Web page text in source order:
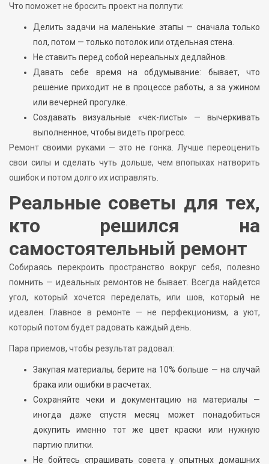
Что поможет не бросить проект на полпути:
Делить задачи на маленькие этапы — сначала только
пол, потом — только потолок или отдельная стена.
Не ставить перед собой нереальных дедлайнов.
Давать себе время на обдумывание: бывает, что
решение приходит не в процессе работы, а за ужином
или вечерней прогулке.
Создавать визуальные «чек-листы» — вычеркивать
выполненное, чтобы видеть прогресс.
Ремонт своими руками — это не гонка. Лучше переоценить
свои силы и сделать чуть дольше, чем впопыхах натворить
ошибок и потом долго их исправлять.
Реальные советы для тех,
кто решился на
самостоятельный ремонт
Собираясь перекроить пространство вокруг себя, полезно
помнить — идеальных ремонтов не бывает. Всегда найдется
угол, который хочется переделать, или шов, который не
идеален. Главное в ремонте — не перфекционизм, а уют,
который потом будет радовать каждый день.
Пара приемов, чтобы результат радовал:
Закупая материалы, берите на 10% больше — на случай
брака или ошибки в расчетах.
Сохраняйте чеки и документацию на материалы —
иногда даже спустя месяц может понадобиться
докупить именно тот же цвет краски или нужную
партию плитки.
Не бойтесь спрашивать совета у опытных домашних